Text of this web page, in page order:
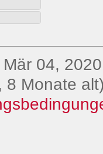
04,
8 Monate